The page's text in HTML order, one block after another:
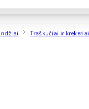
Traškučiai ir krekeriai